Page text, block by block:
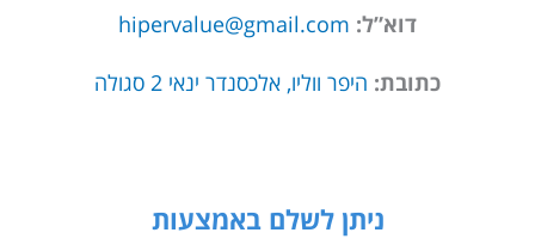
דוא”ל: hipervalue@gmail.com
כתובת: היפר ווליו, אלכסנדר ינאי 2 סגולה
ניתן לשלם באמצעות